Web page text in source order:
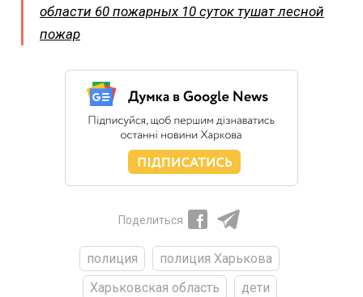
области 60 пожарных 10 суток тушат лесной
пожар
Поделиться
полиция
полиция Харькова
Харьковская область
дети